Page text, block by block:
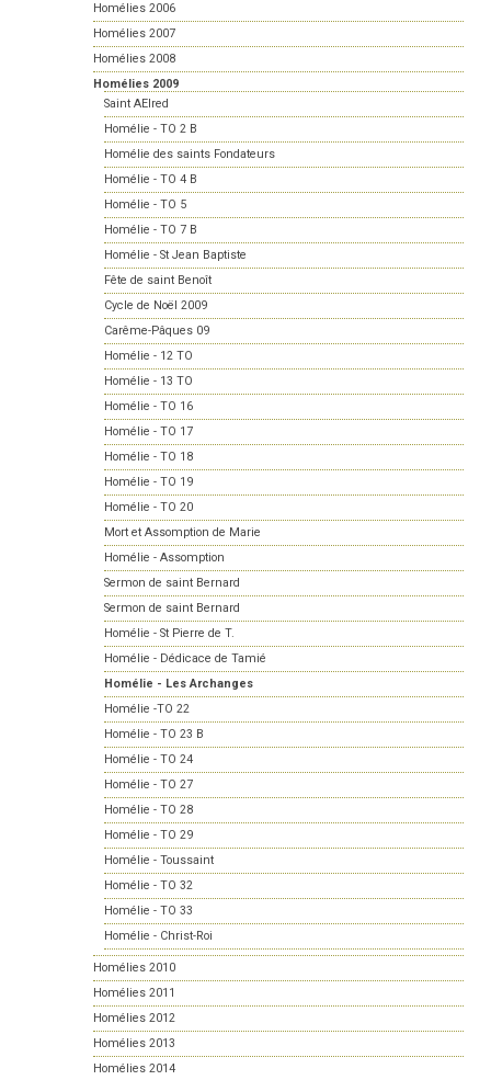
Homélies 2006
Homélies 2007
Homélies 2008
Homélies 2009
Saint AElred
Homélie - TO 2 B
Homélie des saints Fondateurs
Homélie - TO 4 B
Homélie - TO 5
Homélie - TO 7 B
Homélie - St Jean Baptiste
Fête de saint Benoît
Cycle de Noël 2009
Carême-Pâques 09
Homélie - 12 TO
Homélie - 13 TO
Homélie - TO 16
Homélie - TO 17
Homélie - TO 18
Homélie - TO 19
Homélie - TO 20
Mort et Assomption de Marie
Homélie - Assomption
Sermon de saint Bernard
Sermon de saint Bernard
Homélie - St Pierre de T.
Homélie - Dédicace de Tamié
Homélie - Les Archanges
Homélie -TO 22
Homélie - TO 23 B
Homélie - TO 24
Homélie - TO 27
Homélie - TO 28
Homélie - TO 29
Homélie - Toussaint
Homélie - TO 32
Homélie - TO 33
Homélie - Christ-Roi
Homélies 2010
Homélies 2011
Homélies 2012
Homélies 2013
Homélies 2014